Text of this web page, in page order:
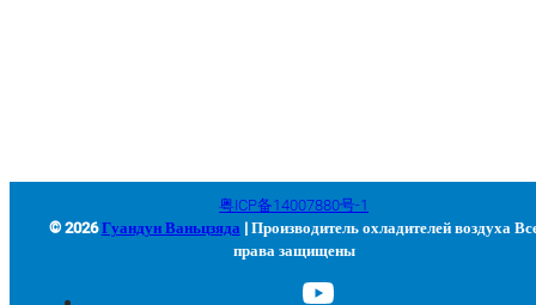
粤ICP备14007880号-1
© 2026Гуандун Ваньцзяда | Производитель охладителей воздуха
права защищены